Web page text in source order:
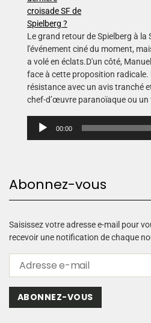
Le grand retour de Spielberg à la
l'événement ciné du moment,
a volé en éclats.D'un côté,
face à cette proposition radicale.
résistance avec un avis tranché
chef-d’œuvre paranoïaque ou un
u
u
d
o
00:00
Abonnez-vous
Saisissez votre adresse e-mail pour
recevoir une notification de chaque
ABONNEZ-VOUS